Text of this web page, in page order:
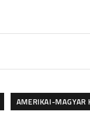
AMERIKAI-